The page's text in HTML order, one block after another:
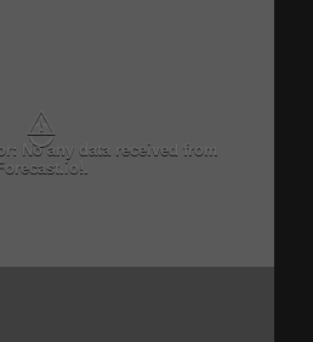
⚠
No any data received from
Forecast.io!.